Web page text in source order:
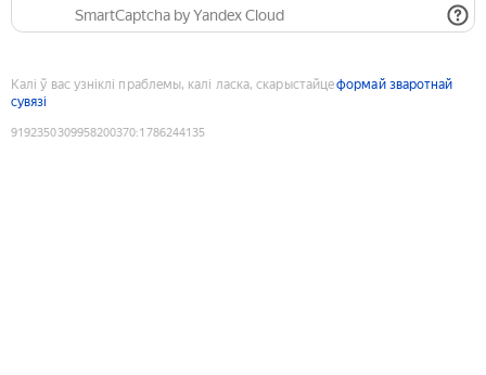
SmartCaptcha by Yandex Cloud
Калі ў вас узніклі праблемы, калі ласка, скарыстайцеформай зваротнай
сувязі
9192350309958200370:1786244135